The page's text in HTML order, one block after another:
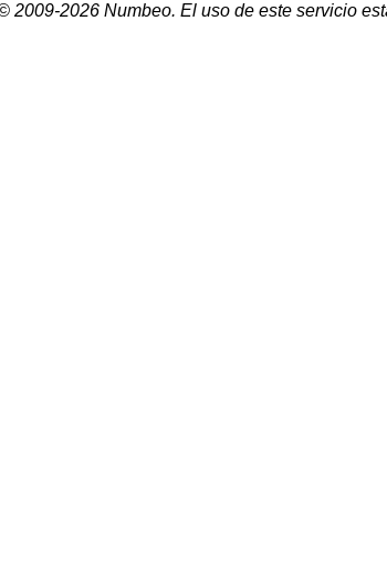
2009-2026 Numbeo. El uso de este servicio